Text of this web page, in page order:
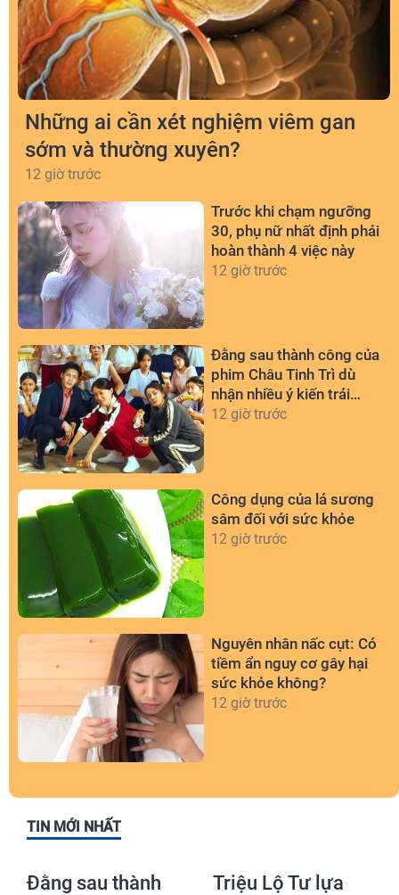
Những ai cần xét nghiệm viêm gan
sớm và thường xuyên?
12 giờ trước
Trước khi chạm ngưỡng
30, phụ nữ nhất định phải
hoàn thành 4 việc này
12 giờ trước
Đằng sau thành công của
phim Châu Tinh Trì dù
nhận nhiều ý kiến trái
chiều
12 giờ trước
Công dụng của lá sương
sâm đối với sức khỏe
12 giờ trước
Nguyên nhân nấc cụt: Có
tiềm ẩn nguy cơ gây hại
sức khỏe không?
12 giờ trước
TIN MỚI NHẤT
Đằng sau thành
Triệu Lộ Tư lựa